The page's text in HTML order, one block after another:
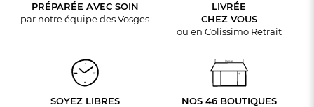
PRÉPARÉE AVEC SOIN
par notre équipe des Vosges
LIVRÉE
CHEZ VOUS
ou en Colissimo Retrait
SOYEZ LIBRES
NOS 46 BOUTIQUES